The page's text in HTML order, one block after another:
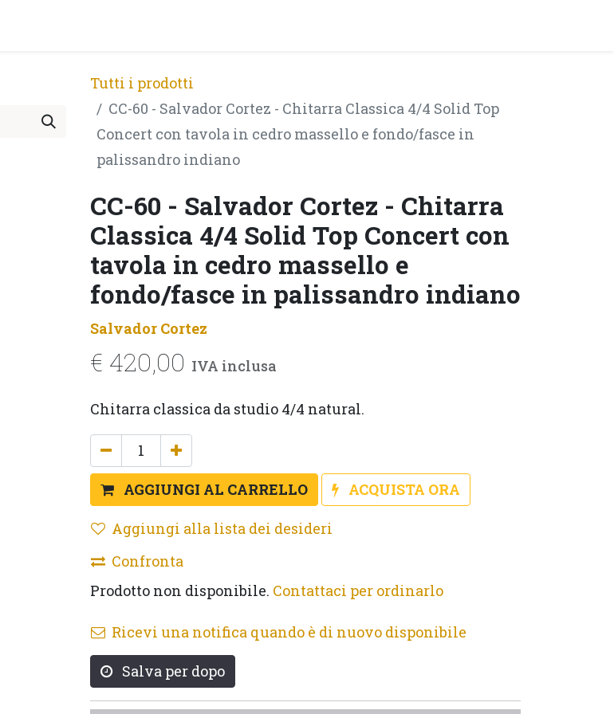
Tutti i prodotti
CC-60 - Salvador Cortez - Chitarra Classica 4/4 Solid Top
Concert con tavola in cedro massello e fondo/fasce in
palissandro indiano
CC-60 - Salvador Cortez - Chitarra
Classica 4/4 Solid Top Concert con
tavola in cedro massello e
fondo/fasce in palissandro indiano
Salvador Cortez
€ 420,00 IVA inclusa
Chitarra classica da studio 4/4 natural.
AGGIUNGI AL CARRELLO ACQUISTA ORA
Aggiungi alla lista dei desideri
Confronta
Prodotto non disponibile. Contattaci per ordinarlo
Ricevi una notifica quando è di nuovo disponibile
Salva per dopo